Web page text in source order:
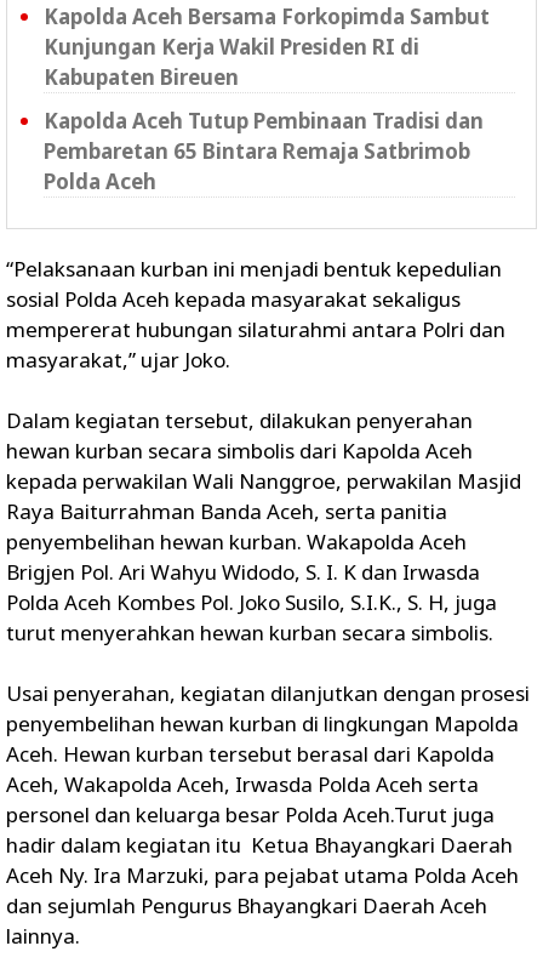
Kapolda Aceh Bersama Forkopimda Sambut
Kunjungan Kerja Wakil Presiden RI di
Kabupaten Bireuen
Kapolda Aceh Tutup Pembinaan Tradisi dan
Pembaretan 65 Bintara Remaja Satbrimob
Polda Aceh
“Pelaksanaan kurban ini menjadi bentuk kepedulian
sosial Polda Aceh kepada masyarakat sekaligus
mempererat hubungan silaturahmi antara Polri dan
masyarakat,” ujar Joko.
Dalam kegiatan tersebut, dilakukan penyerahan
hewan kurban secara simbolis dari Kapolda Aceh
kepada perwakilan Wali Nanggroe, perwakilan Masjid
Raya Baiturrahman Banda Aceh, serta panitia
penyembelihan hewan kurban. Wakapolda Aceh
Brigjen Pol. Ari Wahyu Widodo, S. I. K dan Irwasda
Polda Aceh Kombes Pol. Joko Susilo, S.I.K., S. H, juga
turut menyerahkan hewan kurban secara simbolis.
Usai penyerahan, kegiatan dilanjutkan dengan prosesi
penyembelihan hewan kurban di lingkungan Mapolda
Aceh. Hewan kurban tersebut berasal dari Kapolda
Aceh, Wakapolda Aceh, Irwasda Polda Aceh serta
personel dan keluarga besar Polda Aceh.Turut juga
hadir dalam kegiatan itu Ketua Bhayangkari Daerah
Aceh Ny. Ira Marzuki, para pejabat utama Polda Aceh
dan sejumlah Pengurus Bhayangkari Daerah Aceh
lainnya.